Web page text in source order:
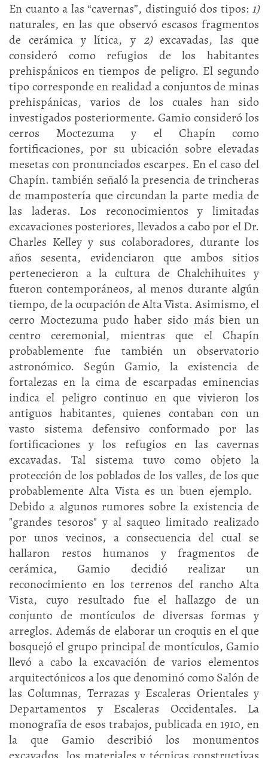
En cuanto a las “cavernas”, distinguió dos tipos: 1)
naturales, en las que observó escasos fragmentos
de cerámica y lítica, y 2) excavadas, las que
consideró como refugios de los habitantes
prehispánicos en tiempos de peligro. El segundo
tipo corresponde en realidad a conjuntos de minas
prehispánicas, varios de los cuales han sido
investigados posteriormente. Gamio consideró los
cerros Moctezuma y el Chapín como
fortificaciones, por su ubicación sobre elevadas
mesetas con pronunciados escarpes. En el caso del
Chapín. también señaló la presencia de trincheras
de mampostería que circundan la parte media de
las laderas. Los reconocimientos y limitadas
excavaciones posteriores, llevados a cabo por el Dr.
Charles Kelley y sus colaboradores, durante los
años sesenta, evidenciaron que ambos sitios
pertenecieron a la cultura de Chalchihuites y
fueron contemporáneos, al menos durante algún
tiempo, de la ocupación de Alta Vista. Asimismo, el
cerro Moctezuma pudo haber sido más bien un
centro ceremonial, mientras que el Chapín
probablemente fue también un observatorio
astronómico. Según Gamio, la existencia de
fortalezas en la cima de escarpadas eminencias
indica el peligro continuo en que vivieron los
antiguos habitantes, quienes contaban con un
vasto sistema defensivo conformado por las
fortificaciones y los refugios en las cavernas
excavadas. Tal sistema tuvo como objeto la
protección de los poblados de los valles, de los que
probablemente Alta Vista es un buen ejemplo.
Debido a algunos rumores sobre la existencia de
"grandes tesoros" y al saqueo limitado realizado
por unos vecinos, a consecuencia del cual se
hallaron restos humanos y fragmentos de
cerámica, Gamio decidió realizar un
reconocimiento en los terrenos del rancho Alta
Vista, cuyo resultado fue el hallazgo de un
conjunto de montículos de diversas formas y
arreglos. Además de elaborar un croquis en el que
bosquejó el grupo principal de montículos, Gamio
llevó a cabo la excavación de varios elementos
arquitectónicos a los que denominó como Salón de
las Columnas, Terrazas y Escaleras Orientales y
Departamentos y Escaleras Occidentales. La
monografía de esos trabajos, publicada en 1910, en
la que Gamio describió los monumentos